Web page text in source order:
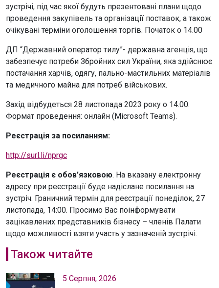
зустрічі, під час якої будуть презентовані плани щодо
проведення закупівель та організації поставок, а також
очікувані терміни оголошення торгів. Початок о 14.00
ДП “Державний оператор тилу”- державна агенція, що
забезпечує потреби Збройних сил України, яка здійснює
постачання харчів, одягу, пально-мастильних матеріалів
та медичного майна для потреб військових.
Захід відбудеться 28 листопада 2023 року о 14.00.
Формат проведення: онлайн (Microsoft Teams).
Реєстрація за посиланням:
http://surl.li/nprgc
Реєстрація є обов’язковою. На вказану електронну
адресу при реєстрації буде надіслане посилання на
зустріч. Граничний термін для реєстрації понеділок, 27
листопада, 14:00. Просимо Вас поінформувати
зацікавлених представників бізнесу – членів Палати
щодо можливості взяти участь у зазначеній зустрічі.
Також читайте
5 Серпня, 2026